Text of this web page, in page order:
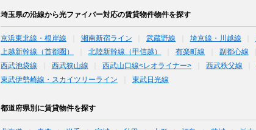
埼玉県の沿線から光ファイバー対応の賃貸物件物件を探す
京浜東北線・根岸線 湘南新宿ライン 武蔵野線 埼京線・川越線
上越新幹線（首都圏）
北陸新幹線（甲信越） 有楽町線 副都心線
西武池袋線
西武狭山線 西武山口線<レオライナー> 西武秩父線
東武伊勢崎線・スカイツリーライン
東武日光線
都道府県別に賃貸物件を探す